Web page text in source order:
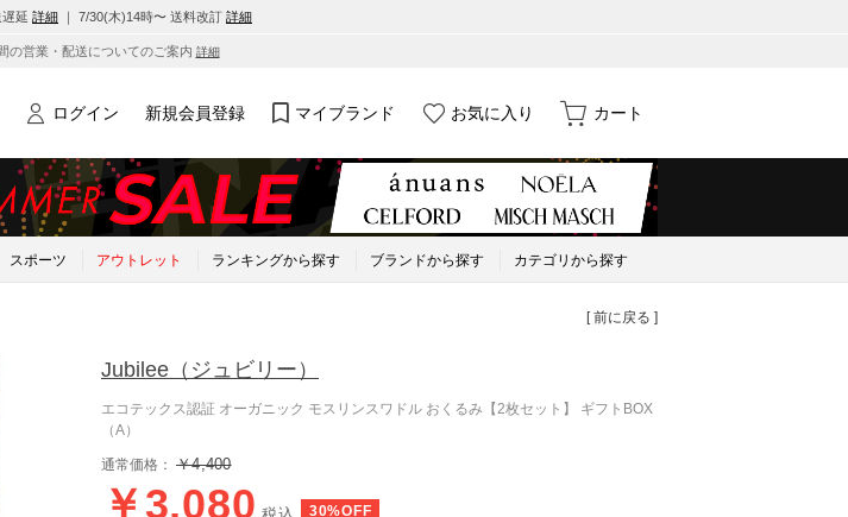
延 詳細 ｜ 7/30(木)14時〜 送料改訂 詳細
の営業・配送についてのご案内 詳細
ログイン 新規会員登録 マイブランド お気に入り カート
スポーツ アウトレット ランキングから探す ブランドから探す カテゴリから探す
[ 前に戻る ]
Jubilee （ジュビリー）
エコテックス認証 オーガニック モスリンスワドル おくるみ【2枚セット】 ギフトBOX
（A）
通常価格： ￥4,400
￥3,080
30%OFF